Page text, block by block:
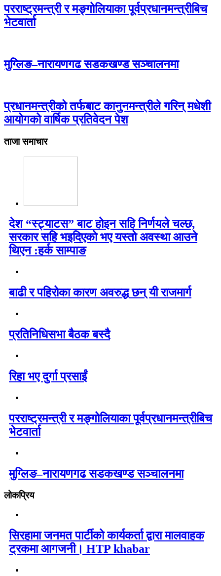
परराष्ट्रमन्त्री र मङ्गोलियाका पूर्वप्रधानमन्त्रीबिच
भेटवार्ता
मुग्लिङ–नारायणगढ सडकखण्ड सञ्चालनमा
प्रधानमन्त्रीको तर्फबाट कानुनमन्त्रीले गरिन् मधेशी
आयोगको वार्षिक प्रतिवेदन पेश
ताजा समाचार
देश “स्ट्याटस” बाट होइन सहि निर्णयले चल्छ,
सरकार सहि भइदिएको भए यस्तो अवस्था आउने
थिएन :हर्क साम्पाङ
बाढी र पहिरोका कारण अवरुद्ध छन् यी राजमार्ग
प्रतिनिधिसभा बैठक बस्दै
रिहा भए दुर्गा प्रसाईं
परराष्ट्रमन्त्री र मङ्गोलियाका पूर्वप्रधानमन्त्रीबिच
भेटवार्ता
मुग्लिङ–नारायणगढ सडकखण्ड सञ्चालनमा
लोकप्रिय
सिरहामा जनमत पार्टीको कार्यकर्ता द्वारा मालवाहक
ट्रकमा आगजनी। HTP khabar